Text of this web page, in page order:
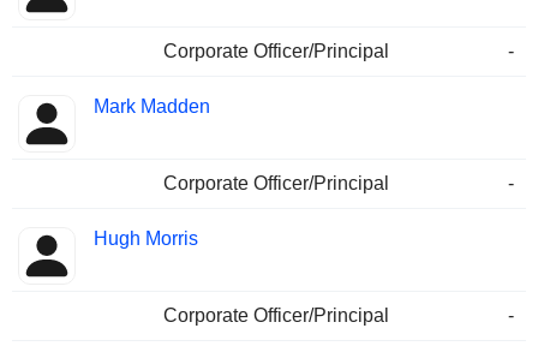
Corporate Officer/Principal -
Mark Madden
Corporate Officer/Principal -
Hugh Morris
Corporate Officer/Principal -